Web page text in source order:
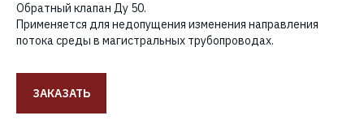
Обратный клапан Ду 50.
Применяется для недопущения изменения направления
потока среды в магистральных трубопроводах.
ЗАКАЗАТЬ